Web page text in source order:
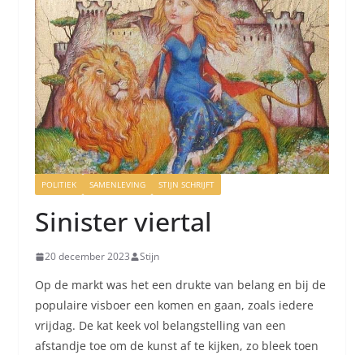
POLITIEK SAMENLEVING STIJN SCHRIJFT
Sinister viertal
20 december 2023 Stijn
Op de markt was het een drukte van belang en bij de
populaire visboer een komen en gaan, zoals iedere
vrijdag. De kat keek vol belangstelling van een
afstandje toe om de kunst af te kijken, zo bleek toen